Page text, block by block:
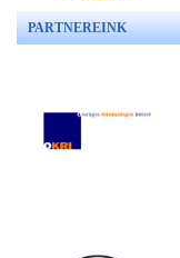
PARTNEREINK